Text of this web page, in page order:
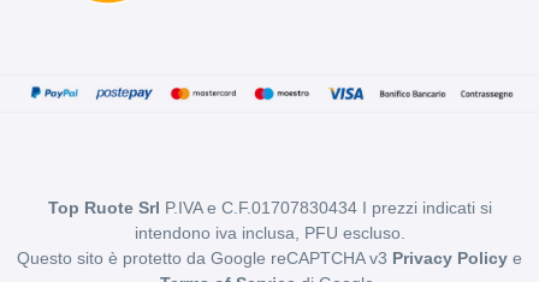
ET40 4x100
FONDMETAL 9rr Glossy
Silver 5 fori 17" 7X17
Top Ruote Srl P.IVA e C.F.01707830434 I prezzi indicati si
intendono iva inclusa, PFU escluso.
Questo sito è protetto da Google reCAPTCHA v3 Privacy Policy e